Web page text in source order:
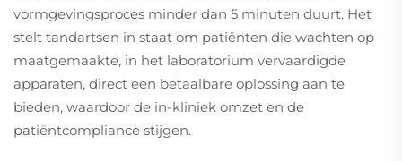
vormgevingsproces minder dan 5 minuten duurt. Het
stelt tandartsen in staat om patiënten die wachten op
maatgemaakte, in het laboratorium vervaardigde
apparaten, direct een betaalbare oplossing aan te
bieden, waardoor de in-kliniek omzet en de
patiëntcompliance stijgen.